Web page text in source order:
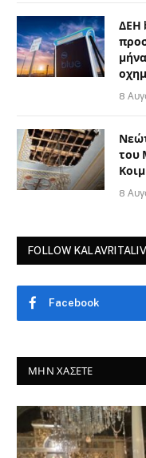
ΔΕΗ
8
του
8
FOLLOW
Facebook
ΜΗΝ ΧΆΣΕΤΕ